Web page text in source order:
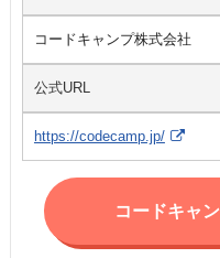
コードキャンプ株式会社
公式URL
https://codecamp.jp/
コードキャ